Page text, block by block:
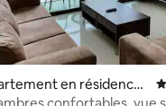
5sur la base de 189
en résidence ⋅
Bahru